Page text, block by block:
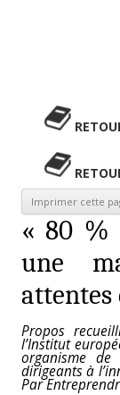
« 80 %
une
attentes
Propos
l’Institut
organisme
dirigeants à
Par